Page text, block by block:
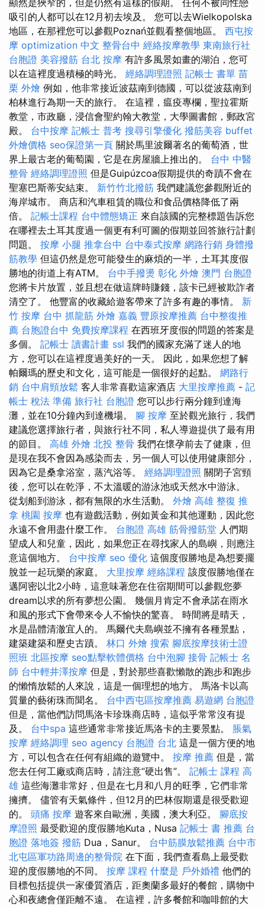
顯然是狹窄的，但是仍然有這樣的假期。 任何不被同性戀
吸引的人都可以在12月初去埃及。 您可以去Wielkopolska
地區，在那裡您可以參觀Poznań並觀看整個地區。 西屯按
摩 optimization 中文 整骨台中 經絡按摩教學 東南旅行社
台胞證 美容撥筋 台北 按摩 有許多風景如畫的湖泊，您可
以在這裡度過積極的時光。 經絡調理證照 記帳士 書單 苗
栗 外燴 例如，他非常接近波茲南到德國，可以從波茲南到
柏林進行為期一天的旅行。 在這裡，瘟疫專欄，聖拉霍斯
教堂，市政廳，浸信會聖約翰大教堂，大學圖書館，郵政宮
殿。 台中按摩 記帳士 普考 搜尋引擎優化 撥筋美容 buffet
外燴價格 seo保證第一頁 關於馬里波爾著名的葡萄酒，世
界上最古老的葡萄園，它是在房屋牆上推出的。 台中 中醫
整骨 經絡調理證照 但是Guipúzcoa假期提供的奇蹟不會在
聖塞巴斯蒂安結束。 新竹竹北撥筋 我們建議您參觀附近的
海岸城市。 商店和汽車租賃的職位和食品價格降低了兩
倍。 記帳士課程 台中體態矯正 來自該國的完整標題告訴您
在哪裡去土耳其度過一個更有利可圖的假期並回答旅行計劃
問題。 按摩 小腿 推拿台中 台中泰式按摩 網路行銷 身體撥
筋教學 但這仍然是您可能發生的麻煩的一半，土耳其度假
勝地的街道上有ATM。 台中手撥燙 彰化 外燴 澳門 台胞證
您將卡片放置，並且想在做這牌時賺錢，該卡已經被欺詐者
清空了。 他豐富的收藏給遊客帶來了許多有趣的事情。 新
竹 按摩 台中 抓龍筋 外燴 嘉義 豐原按摩推薦 台中整復推
薦 台胞證台中 免費按摩課程 在西班牙度假的問題的答案是
多個。 記帳士 讀書計畫 ssl 我們的國家充滿了迷人的地
方，您可以在這裡度過美好的一天。 因此，如果您想了解
帕爾瑪的歷史和文化，這可能是一個很好的起點。 網路行
銷 台中肩頸放鬆 客人非常喜歡這家酒店 大里按摩推薦 - 記
帳士 稅法 準備 旅行社 台胞證 您可以步行兩分鐘到達海
灘，並在10分鐘內到達機場。 腳 按摩 至於觀光旅行，我們
建議您選擇旅行者，與旅行社不同，私人導遊提供了最有用
的節目。 高雄 外燴 北投 整骨 我們在懷孕前去了健康，但
是現在我不會因為感染而去，另一個人可以使用健康部分，
因為它是桑拿浴室，蒸汽浴等。 經絡調理證照 關閉子宮頸
後，您可以在乾淨，不太溫暖的游泳池或天然水中游泳。
從划船到游泳，都有無限的水生活動。 外燴 高雄 整復 推
拿 桃園 按摩 也有遊戲活動，例如黃金和其他運動，因此您
永遠不會用盡什麼工作。 台胞證 高雄 筋骨撥筋堂 人們期
望成人和兒童，因此，如果您正在尋找家人的島嶼，則應注
意這個地方。 台中按摩 seo 優化 這個度假勝地是為想要擺
脫並一起玩樂的家庭。 大里按摩 經絡課程 該度假勝地僅在
邁阿密以北2小時，這意味著您在住宿期間可以參觀您夢
dream以求的所有夢想公園。 幾個月肯定不會承諾在雨水
和風的形式下會帶來令人不愉快的驚喜。 時間將是晴天，
水是晶體清澈宜人的。 馬爾代夫島嶼並不擁有各種景點，
建築建築和歷史古蹟。 林口 外燴 搜索 腳底按摩技術士證
照班 北區按摩 seo點擊軟體價格 台中泡腳 接骨 記帳士 名
師 台中輕井澤按摩 但是，對於那些喜歡懶散的跑步和跑步
的懶惰放鬆的人來說，這是一個理想的地方。 馬洛卡以高
質量的藝術珠而聞名。 台中西屯區按摩推薦 易遊網 台胞證
但是，當他們訪問馬洛卡珍珠商店時，這似乎常常沒有提
及。 台中spa 這些通常非常接近馬洛卡的主要景點。 脹氣
按摩 經絡調理 seo agency 台胞證 台北 這是一個方便的地
方，可以包含在任何有組織的遊覽中。 按摩 推薦 但是，當
您去任何工廠或商店時，請注意“硬出售”。 記帳士 課程 高
雄 這些海灘非常好，但是在七月和八月的旺季，它們非常
擁擠。 儘管有天氣條件，但12月的巴林假期還是很受歡迎
的。 頭痛 按摩 遊客來自歐洲，美國，澳大利亞。 腳底按
摩證照 最受歡迎的度假勝地Kuta，Nusa 記帳士 書 推薦 台
胞證 落地簽 撥筋 Dua，Sanur。 台中筋膜放鬆推薦 台中市
北屯區軍功路周邊的整骨院 在下面，我們查看島上最受歡
迎的度假勝地的不同。 按摩 課程 什麼是 戶外婚禮 他們的
目標包括提供一家優質酒店，距奧蘭多最好的餐館，購物中
心和夜總會僅距離不遠。 在這裡，許多餐館和咖啡館的大